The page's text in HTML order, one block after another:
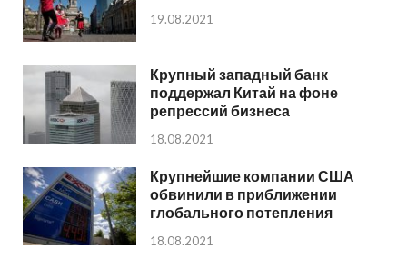
19.08.2021
Крупный западный банк
поддержал Китай на фоне
репрессий бизнеса
18.08.2021
Крупнейшие компании США
обвинили в приближении
глобального потепления
18.08.2021